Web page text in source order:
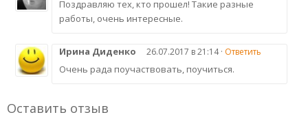
Поздравляю тех, кто прошел! Такие разные
работы, очень интересные.
Ирина Диденко 26.07.2017 в 21:14 · Ответить
Очень рада поучаствовать, поучиться.
Оставить отзыв